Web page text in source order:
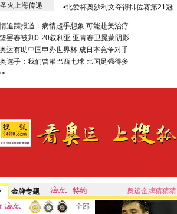
火上海传递
•北爱杯奥沙利文夺得排位赛第21冠
追踪报道：病情超乎想象 可能赴美治疗
罢赛被判0-20叙利亚 亚青赛卫冕蒙阴影
运有助中国申办世界杯 成日本竞争对手
选手：我们曾灌巴西七球 比国足强得多
金牌专题 特约
奥运金牌猜猜猜
全部